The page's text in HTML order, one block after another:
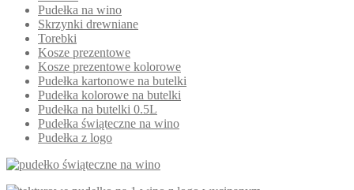
Pudełka na wino
Skrzynki drewniane
Torebki
Kosze prezentowe
Kosze prezentowe kolorowe
Pudełka kartonowe na butelki
Pudełka kolorowe na butelki
Pudełka na butelki 0.5L
Pudełka świąteczne na wino
Pudełka z logo